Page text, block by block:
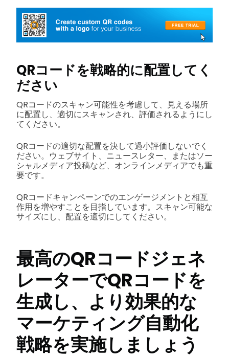
QRコードを戦略的に配置してく
ださい
QRコードのスキャン可能性を考慮して、見える場所
に配置し、適切にスキャンされ、評価されるようにし
てください。
QRコードの適切な配置を決して過小評価しないでく
ださい。ウェブサイト、ニュースレター、またはソー
シャルメディア投稿など、オンラインメディアでも重
要です。
QRコードキャンペーンでのエンゲージメントと相互
作用を増やすことを目指しています。スキャン可能な
サイズにし、配置を適切にしてください。
最高のQRコードジェネ
レーターでQRコードを
生成し、より効果的な
マーケティング自動化
戦略を実施しましょう